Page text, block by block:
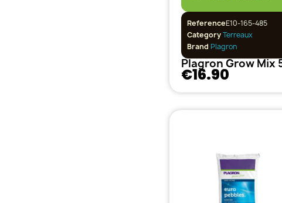
ReferenceE10-165-485
CategoryTerreaux
Brand Plagron
€16.90